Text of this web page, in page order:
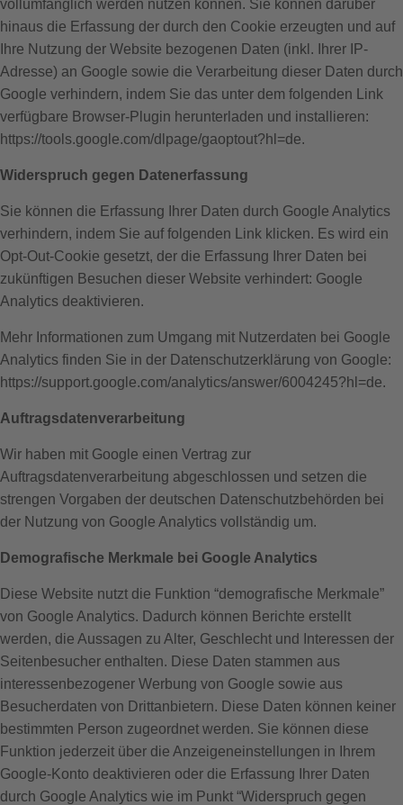
vollumfänglich werden nutzen können. Sie können darüber
hinaus die Erfassung der durch den Cookie erzeugten und auf
Ihre Nutzung der Website bezogenen Daten (inkl. Ihrer IP-
Adresse) an Google sowie die Verarbeitung dieser Daten durch
Google verhindern, indem Sie das unter dem folgenden Link
verfügbare Browser-Plugin herunterladen und installieren:
https://tools.google.com/dlpage/gaoptout?hl=de.
Widerspruch gegen Datenerfassung
Sie können die Erfassung Ihrer Daten durch Google Analytics
verhindern, indem Sie auf folgenden Link klicken. Es wird ein
Opt-Out-Cookie gesetzt, der die Erfassung Ihrer Daten bei
zukünftigen Besuchen dieser Website verhindert: Google
Analytics deaktivieren.
Mehr Informationen zum Umgang mit Nutzerdaten bei Google
Analytics finden Sie in der Datenschutzerklärung von Google:
https://support.google.com/analytics/answer/6004245?hl=de.
Auftragsdatenverarbeitung
Wir haben mit Google einen Vertrag zur
Auftragsdatenverarbeitung abgeschlossen und setzen die
strengen Vorgaben der deutschen Datenschutzbehörden bei
der Nutzung von Google Analytics vollständig um.
Demografische Merkmale bei Google Analytics
Diese Website nutzt die Funktion “demografische Merkmale”
von Google Analytics. Dadurch können Berichte erstellt
werden, die Aussagen zu Alter, Geschlecht und Interessen der
Seitenbesucher enthalten. Diese Daten stammen aus
interessenbezogener Werbung von Google sowie aus
Besucherdaten von Drittanbietern. Diese Daten können keiner
bestimmten Person zugeordnet werden. Sie können diese
Funktion jederzeit über die Anzeigeneinstellungen in Ihrem
Google-Konto deaktivieren oder die Erfassung Ihrer Daten
durch Google Analytics wie im Punkt “Widerspruch gegen